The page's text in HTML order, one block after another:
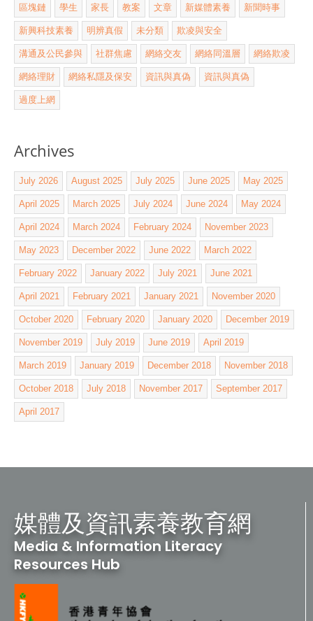
區塊鏈 學生 家長 教案 文章 新媒體素養 新聞時事
新興科技素養 明辨真假 未分類 欺凌與安全
溝通及公民參與 社群焦慮 網絡交友 網絡同溫層 網絡欺凌
網絡理財 網絡私隱及保安 資訊與真偽 資訊與真偽
過度上網
Archives
July 2026 August 2025 July 2025 June 2025 May 2025
April 2025 March 2025 July 2024 June 2024 May 2024
April 2024 March 2024 February 2024 November 2023
May 2023 December 2022 June 2022 March 2022
February 2022 January 2022 July 2021 June 2021
April 2021 February 2021 January 2021 November 2020
October 2020 February 2020 January 2020 December 2019
November 2019 July 2019 June 2019 April 2019
March 2019 January 2019 December 2018 November 2018
October 2018 July 2018 November 2017 September 2017
April 2017
媒體及資訊素養教育網
Media & Information Literacy
Resources Hub